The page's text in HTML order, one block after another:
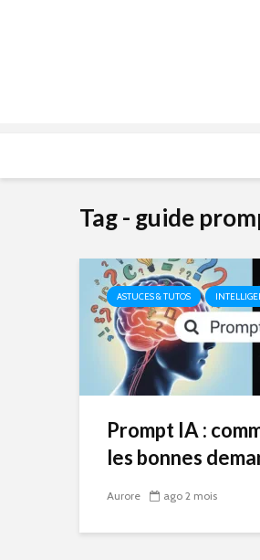
Tag - guide
ASTUCES & TUTOS
Prompt IA :
les bonnes
Aurore ago 2 mois